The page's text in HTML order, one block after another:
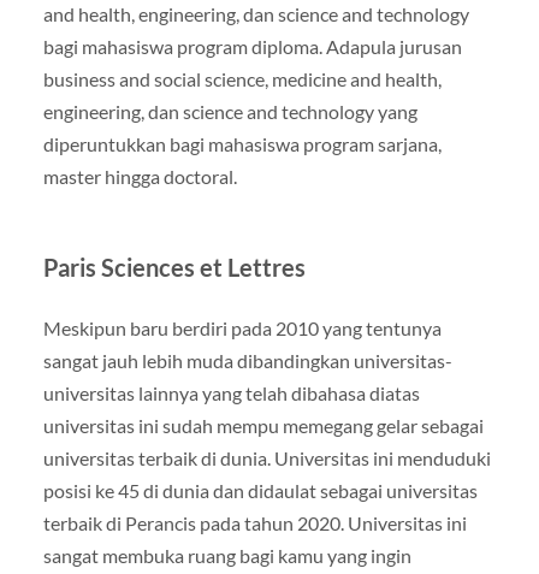
and health, engineering, dan science and technology
bagi mahasiswa program diploma. Adapula jurusan
business and social science, medicine and health,
engineering, dan science and technology yang
diperuntukkan bagi mahasiswa program sarjana,
master hingga doctoral.
Paris Sciences et Lettres
Meskipun baru berdiri pada 2010 yang tentunya
sangat jauh lebih muda dibandingkan universitas-
universitas lainnya yang telah dibahasa diatas
universitas ini sudah mempu memegang gelar sebagai
universitas terbaik di dunia. Universitas ini menduduki
posisi ke 45 di dunia dan didaulat sebagai universitas
terbaik di Perancis pada tahun 2020. Universitas ini
sangat membuka ruang bagi kamu yang ingin